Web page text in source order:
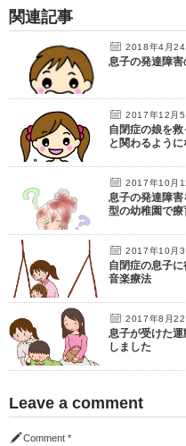
関連記事
2018年4月24
息子の発達障
2017年12月5
自閉症の娘を
と関わるように
2017年10月
息子の発達障
型の幼稚園で療
2017年10月3
自閉症の息子に
音楽療法
2017年8月22
息子が受けた
しました
Leave a comment
Comment *